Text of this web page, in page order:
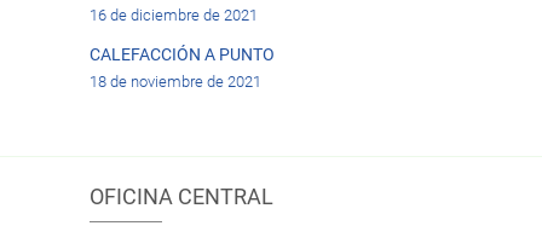
16 de diciembre de 2021
CALEFACCIÓN A PUNTO
18 de noviembre de 2021
OFICINA CENTRAL